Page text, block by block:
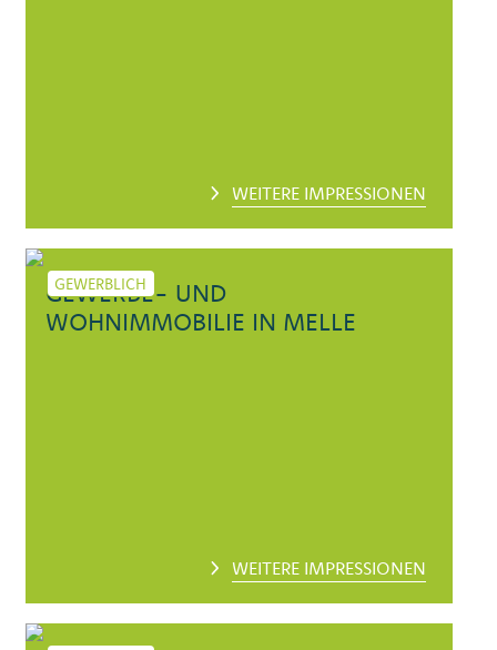
WEITERE IMPRESSIONEN
GEWERBE- UND
WOHNIMMOBILIE IN MELLE
GEWERBLICH
WEITERE IMPRESSIONEN